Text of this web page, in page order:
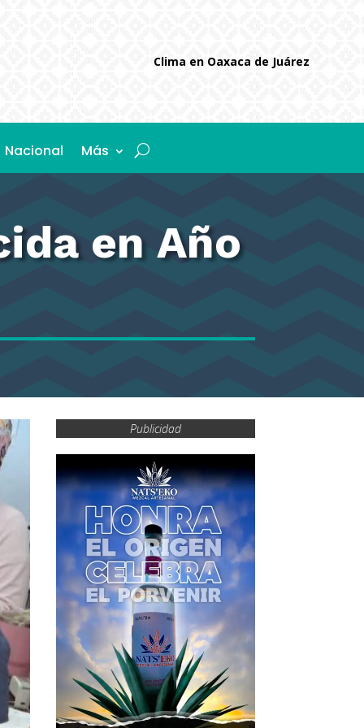
Clima en Oaxaca de Juárez
Nacional Más
en Año
Publicidad